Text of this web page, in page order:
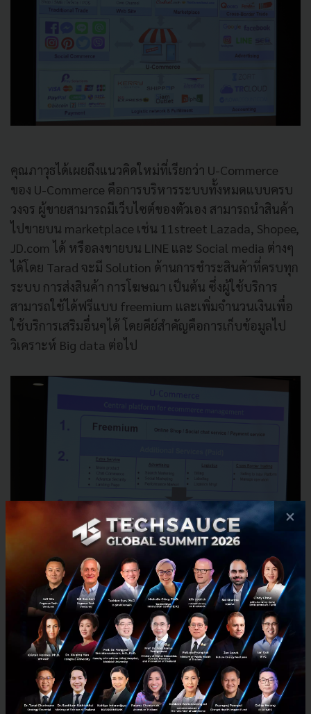
คุณภาวุธได้เผยถึงแนวคิดใหม่ที่เรียกว่า U-Commerce
ของ U-Commerce คือการบริหารระบบทั้งหมดแบบครบ
วงจร ผู้ขายสามารถมีเว็บไซต์ของตัวเอง สามารถนำสินค้า
ไปขายบน marketplace เช่น 11street Lazada, Shopee,
JD.com ได้ หรือลงขายบน LINE และ Social media ต่างๆ
ได้โดย Tarad จะมี Solution ด้านการชำระสินค้าที่ครบทุก
ระบบ การส่งสินค้า การโฆษณา เป็นต้น ซึ่งผู้ใช้บริการ
สามารถใช้ได้ฟรีแบบ freemium และเพิ่มจำนวนเงินเพื่อ
ใช้บริการเสริมอื่นๆได้ โดยคีย์สำคัญคือการเก็บข้อมูลไป
วิเคราะห์ Big data ต่อไป
สิ่งที่ได้จากการร่วมมือกับ TSpace Digital
รวบรวมข้อมูล Data วิเคราะห์เพื่อให้ลูกค้เข้าใจผู้
บริโภคมากขึ้น
ช่วยนำพากลุ่ม TCC Group เข้าสู่โลกออนไลน์
×